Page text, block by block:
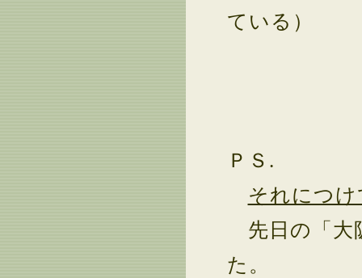
ている）
ＰＳ.
それにつ
先日の「大
た。